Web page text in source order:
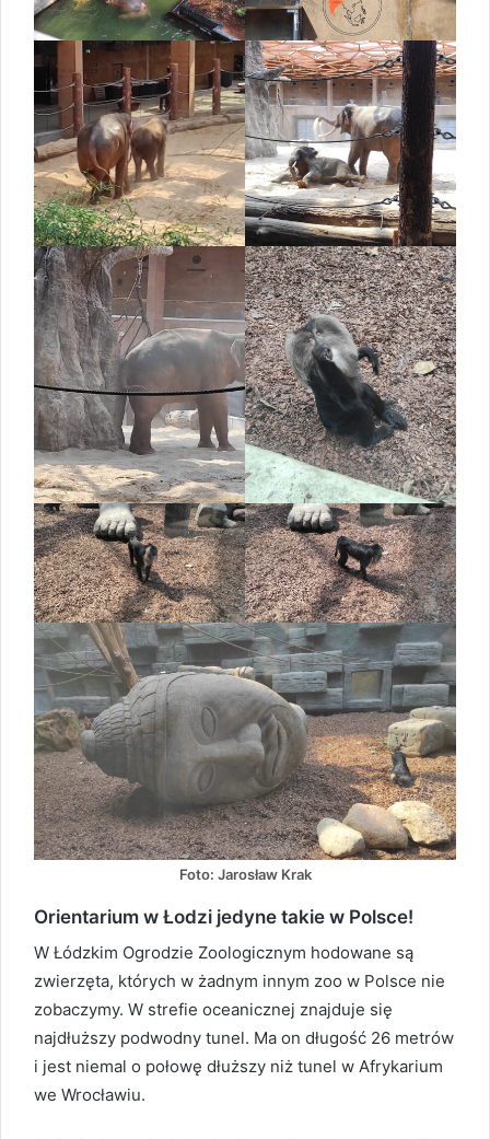
Foto: Jarosław Krak
Orientarium w Łodzi jedyne takie w Polsce!
W Łódzkim Ogrodzie Zoologicznym hodowane są
zwierzęta, których w żadnym innym zoo w Polsce nie
zobaczymy. W strefie oceanicznej znajduje się
najdłuższy podwodny tunel. Ma on długość 26 metrów
i jest niemal o połowę dłuższy niż tunel w Afrykarium
we Wrocławiu.